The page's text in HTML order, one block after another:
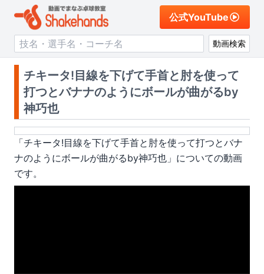
公式YouTube
動画検索
チキータ!目線を下げて手首と肘を使って
打つとバナナのようにボールが曲がるby
神巧也
「チキータ!目線を下げて手首と肘を使って打つとバナ
ナのようにボールが曲がるby神巧也 」についての動画
です。